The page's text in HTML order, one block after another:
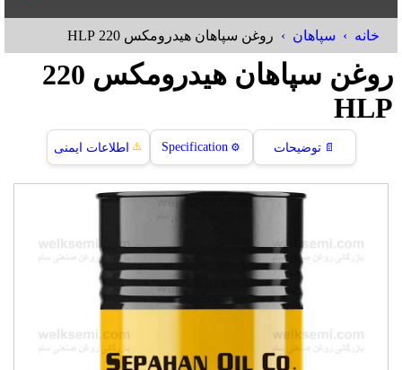
خانه سپاهان روغن سپاهان هیدرومکس 220 HLP
روغن سپاهان هیدرومکس 220
HLP
📄 توضیحات ⚙️
Specification
⚠️ اطلاعات ایمنی